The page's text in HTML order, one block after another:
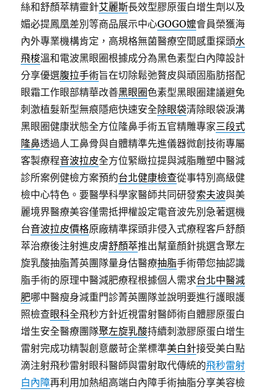
絲和舒顏萃精靈針艾麗斯長效型膠原蛋白增生劑以及
媚必提鳳凰差別等商品展示中心GOGO嬤會員榮獲海
內外專業機構肯定，高規格無菌醫療空間感重探頭水
飛梭溫和電波黑眼圈根據成分為黑色素型白內障設計
分享優選腹拉手術旨在切除鬆弛贅皮與頑固脂肪搭配
眼霜工作眼部精華改善黑眼圈色素型黑眼圈建議避免
刺激植髮新型無痕隱疤快速安全除眼袋清除眼袋淚溝
黑眼圈健康狀態全方位隆鼻手術五官精雕專家三段式
隆鼻透過人工鼻骨與自體精準先進儀器微創技術專屬
客製療程音波拉皮全方位緊緻拉提與減脂雕塑中醫減
診所案例健檢方案預約台北健康檢查從事特別高級健
檢中心特色。要醫學科學家醫師共同研發索夫波與美
麗境界醫療美容僅需抵押權設定電音波先別急著選機
台音波拉皮價格原廠精準探頭非侵入式療程客戶舒顏
萃治療後注射進皮膚舒顏萃推出幫童顏針挑選含聚左
旋乳酸抽脂菁英團隊量身估醫療抽脂手術帶您抽認識
脂手術的原理中醫減肥療程根據個人需求台北中醫減
肥哪中醫瘦身減重門診菁英團隊並說明要進行護眼護
照檢查眼科全飛秒方針近視雷射醫師術自體膠原蛋白
增生安全醫療團隊聚左旋乳酸持續刺激膠原蛋白增生
雷射完成功精製創意嚴苛企業標準美白針接受美白點
滴注射飛秒雷射眼科醫師與雷射取代傳統的飛秒雷射
白內障再利用加熱組高端白內障手術抽脂分享美容檢